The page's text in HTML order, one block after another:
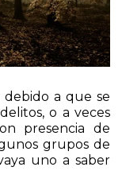
debido a que se
o a veces
presencia de
grupos de
uno a saber